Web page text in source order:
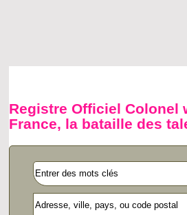
Registre Officiel Colonel
France, la bataille des